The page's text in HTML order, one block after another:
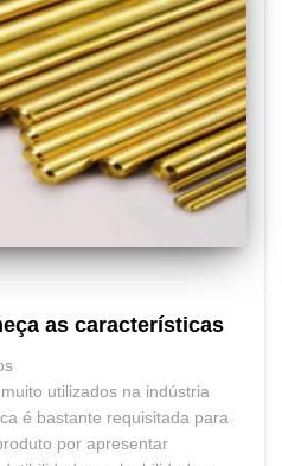
as características
utilizados na indústria
é bastante requisitada para
por apresentar